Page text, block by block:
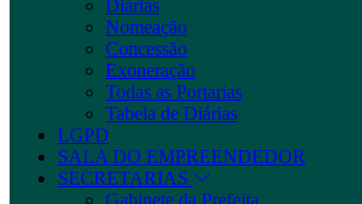
Diárias
Nomeação
Concessão
Exoneração
Todas as Portarias
Tabela de Diárias
LGPD
SALA DO EMPREENDEDOR
SECRETARIAS
Gabinete da Prefeita